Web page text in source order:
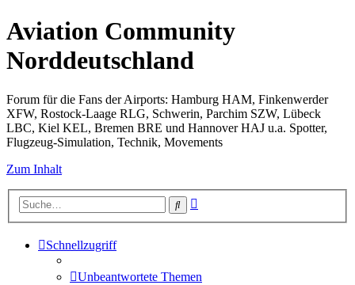
Aviation Community
Norddeutschland
Forum für die Fans der Airports: Hamburg HAM, Finkenwerder
XFW, Rostock-Laage RLG, Schwerin, Parchim SZW, Lübeck
LBC, Kiel KEL, Bremen BRE und Hannover HAJ u.a. Spotter,
Flugzeug-Simulation, Technik, Movements
Zum Inhalt
Suche
Schnellzugriff
Unbeantwortete Themen